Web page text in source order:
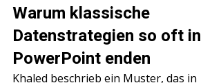
Warum klassische
Datenstrategien so oft in
PowerPoint enden
Khaled beschrieb ein Muster, das in